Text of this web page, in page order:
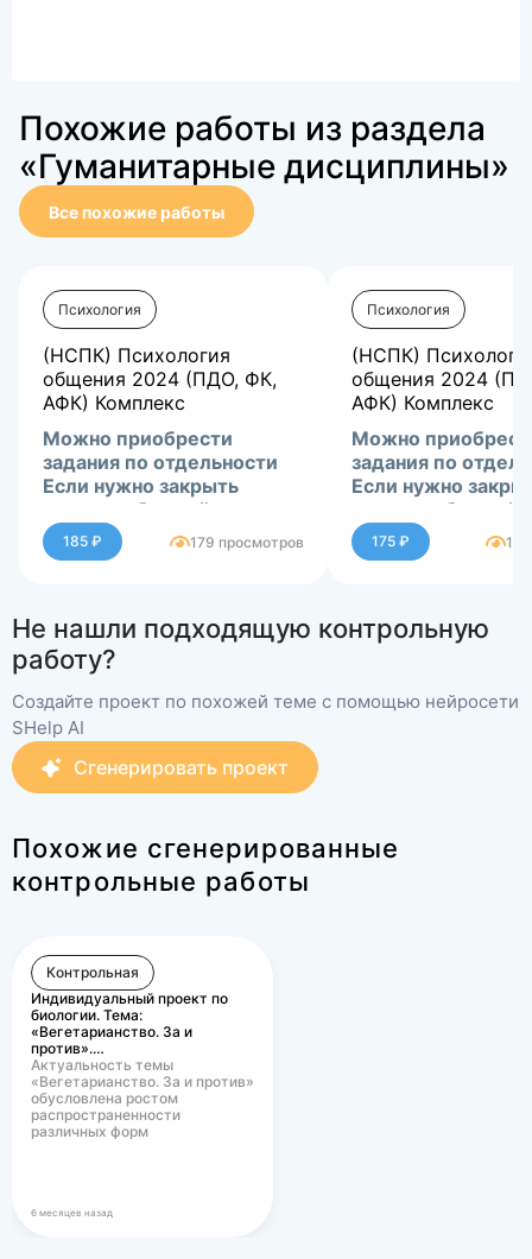
Похожие работы из раздела
«Гуманитарные дисциплины»
Все похожие работы
Психология
(НСПК) Психология
общения 2024 (ПДО, ФК,
АФК) Комплекс
Можно приобрести
задания по отдельности
Если нужно закрыть
сессию-обращайтесь в
ЛС.185 ₽ 179 просмотров
Психология
(НСПК)
общения 2024
АФК) Комплекс
Можно
задания по
Если нужно
сессию-
ЛС.175 ₽
Не нашли подходящую контрольную
работу?
Создайте проект по похожей теме с помощью нейросети
SHelp AI
Сгенерировать проект
Похожие сгенерированные
контрольные работы
Контрольная
Индивидуальный проект по
биологии. Тема:
«Вегетарианство. За и
против».…
Актуальность темы
«Вегетарианство. За и против»
обусловлена ростом
распространенности
различных форм
6 месяцев назад